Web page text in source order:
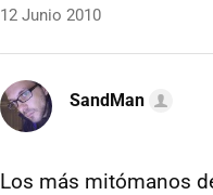
12 Junio 2010
SandMan
Los más mitómanos